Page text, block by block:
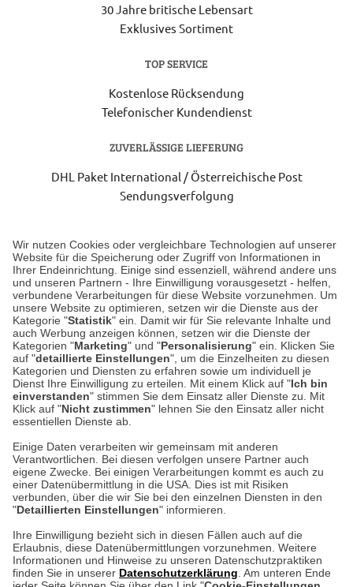
Wir nutzen Cookies oder vergleichbare Technologien auf unserer
Website für die Speicherung oder Zugriff von Informationen in
Ihrer Endeinrichtung. Einige sind essenziell, während andere uns
und unseren Partnern - Ihre Einwilligung vorausgesetzt - helfen,
verbundene Verarbeitungen für diese Website vorzunehmen. Um
unsere Website zu optimieren, setzen wir die Dienste aus der
Kategorie "Statistik" ein. Damit wir für Sie relevante Inhalte und
auch Werbung anzeigen können, setzen wir die Dienste der
Kategorien "Marketing" und "Personalisierung" ein. Klicken Sie
auf "detaillierte Einstellungen", um die Einzelheiten zu diesen
Kategorien und Diensten zu erfahren sowie um individuell je
Dienst Ihre Einwilligung zu erteilen. Mit einem Klick auf "Ich bin
einverstanden" stimmen Sie dem Einsatz aller Dienste zu. Mit
Klick auf "Nicht zustimmen" lehnen Sie den Einsatz aller nicht
essentiellen Dienste ab.
Einige Daten verarbeiten wir gemeinsam mit anderen
Verantwortlichen. Bei diesen verfolgen unsere Partner auch
eigene Zwecke. Bei einigen Verarbeitungen kommt es auch zu
einer Datenübermittlung in die USA. Dies ist mit Risiken
verbunden, über die wir Sie bei den einzelnen Diensten in den
"Detaillierten Einstellungen" informieren.
Ihre Einwilligung bezieht sich in diesen Fällen auch auf die
Erlaubnis, diese Datenübermittlungen vorzunehmen. Weitere
Informationen und Hinweise zu unseren Datenschutzpraktiken
finden Sie in unserer Datenschutzerklärung . Am unteren Ende
30 Jahre britische Lebensart
Exklusives Sortiment
TOP SERVICE
Kostenlose Rücksendung
Telefonischer Kundendienst
ZUVERLÄSSIGE LIEFERUNG
DHL Paket International / Österreichische Post
Sendungsverfolgung
Unser Geschäft in Meckenheim
Auf dem Steinbüchel 6
53340 Meckenheim
Montag bis Samstag 9:00 Uhr bis 18:00 Uhr
weitere Information
Hier finden Sie uns im Netz
AGB Rücksendung von Waren Datenschutz
Impressum
Kontakt
Zur Echtheit von Bewertungen
Hinweisgeber-Schutzgesetz
Barrierefreiheit unserer Website
Cookie-Einstellungen in Ihrem Browser
ACHTUNG!
Ihr Browser speichert aktuell keine Cookies!